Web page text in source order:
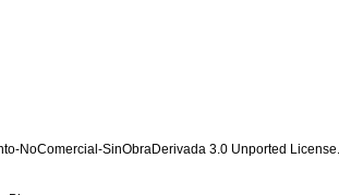
NoComercial-SinObraDerivada 3.0 Unported License